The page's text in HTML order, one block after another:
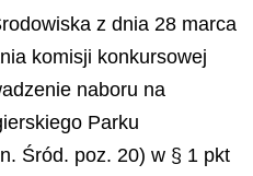
z dnia 28 marca
komisji konkursowej
naboru na
Parku
Śród. poz. 20) w § 1 pkt